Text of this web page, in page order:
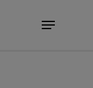
Menu